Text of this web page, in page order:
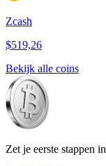
Zcash
$519,26
Bekijk alle coins
Zet je eerste stappen